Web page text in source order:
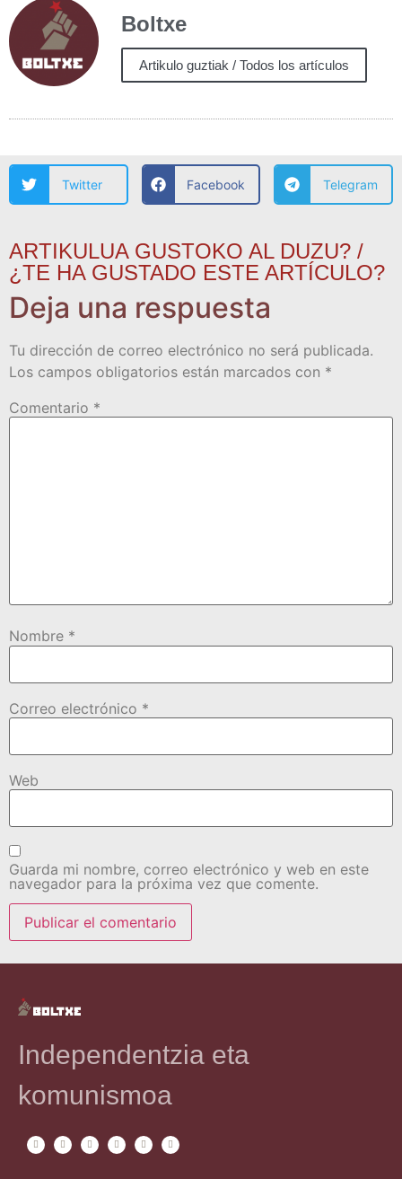
Boltxe
Artikulo guztiak / Todos los artículos
Twitter Facebook Telegram
ARTIKULUA GUSTOKO AL DUZU? /
¿TE HA GUSTADO ESTE ARTÍCULO?
Deja una respuesta
Tu dirección de correo electrónico no será publicada.
Los campos obligatorios están marcados con *
Comentario *
Nombre *
Correo electrónico *
Web
Guarda mi nombre, correo electrónico y web en este
navegador para la próxima vez que comente.
Independentzia eta
komunismoa